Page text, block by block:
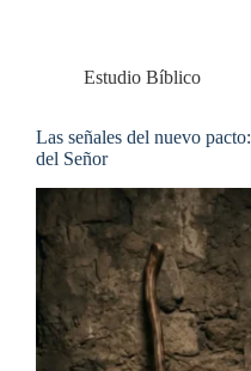
Estudio Bíblico
Las señales del nuevo
del Señor